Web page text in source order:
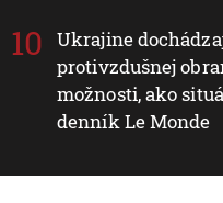
Ukrajine
protivzdušnej
možnosti, ako
denník Le Monde